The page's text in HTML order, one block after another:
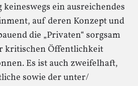
ein ausreichendes
auf deren Konzept und
die „Privaten“ sorgsam
kritischen Öffentlichkeit
Es ist auch zweifelhaft,
sowie der unter/